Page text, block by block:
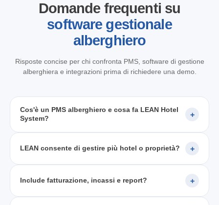
Domande frequenti su
software gestionale
alberghiero
Risposte concise per chi confronta PMS, software di gestione
alberghiera e integrazioni prima di richiedere una demo.
Cos'è un PMS alberghiero e cosa fa LEAN Hotel
System?
LEAN consente di gestire più hotel o proprietà?
Include fatturazione, incassi e report?